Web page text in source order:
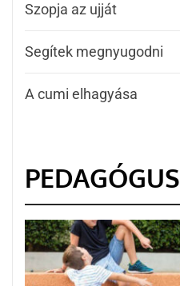
Szopja az ujját
Segítek megnyugodni
A cumi elhagyása
PEDAGÓGUS